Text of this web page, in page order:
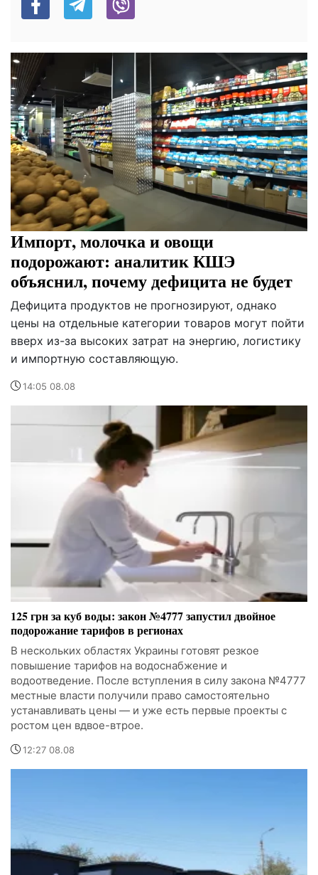
Импорт, молочка и овощи
подорожают: аналитик КШЭ
объяснил, почему дефицита не будет
Дефицита продуктов не прогнозируют, однако
цены на отдельные категории товаров могут пойти
вверх из-за высоких затрат на энергию, логистику
и импортную составляющую.
14:05 08.08
125 грн за куб воды: закон №4777 запустил двойное
подорожание тарифов в регионах
В нескольких областях Украины готовят резкое
повышение тарифов на водоснабжение и
водоотведение. После вступления в силу закона №4777
местные власти получили право самостоятельно
устанавливать цены — и уже есть первые проекты с
ростом цен вдвое-втрое.
12:27 08.08